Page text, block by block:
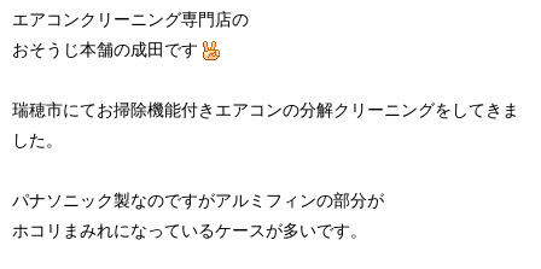
エアコンクリーニング専門店の
おそうじ本舗の成田です
瑞穂市にてお掃除機能付きエアコンの分解クリーニングをしてきま
した。
パナソニック製なのですがアルミフィンの部分が
ホコリまみれになっているケースが多いです。